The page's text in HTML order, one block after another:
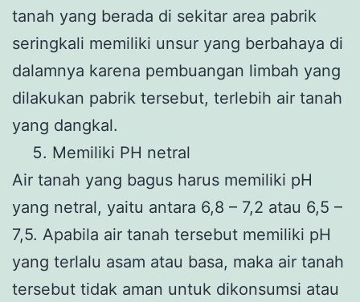
tanah yang berada di sekitar area pabrik
seringkali memiliki unsur yang berbahaya di
dalamnya karena pembuangan limbah yang
dilakukan pabrik tersebut, terlebih air tanah
yang dangkal.
Memiliki PH netral
Air tanah yang bagus harus memiliki pH
yang netral, yaitu antara 6,8 – 7,2 atau 6,5 –
7,5. Apabila air tanah tersebut memiliki pH
yang terlalu asam atau basa, maka air tanah
tersebut tidak aman untuk dikonsumsi atau